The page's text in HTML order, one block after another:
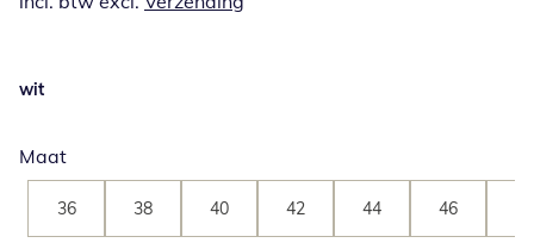
wit
Maat
36 38 40 42 44 46